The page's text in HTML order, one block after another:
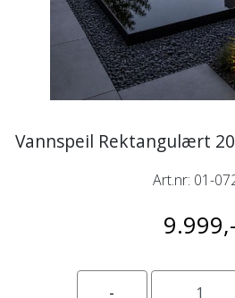
Vannspeil Rektangulært
Art.nr: 01-
9.999,-